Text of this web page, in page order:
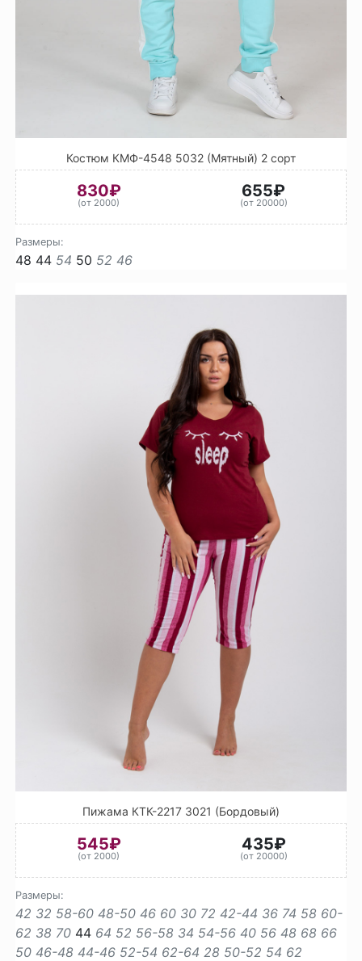
Костюм КМФ-4548 5032 (Мятный) 2 сорт
830₽
(от 2000)
655₽
(от 20000)
Размеры:
48 44 54 50 52 46
Пижама КТК-2217 3021 (Бордовый)
545₽
(от 2000)
435₽
(от 20000)
Размеры:
42 32 58-60 48-50 46 60 30 72 42-44 36 74 58 60-
62 38 70 44 64 52 56-58 34 54-56 40 56 48 68 66
50 46-48 44-46 52-54 62-64 28 50-52 54 62